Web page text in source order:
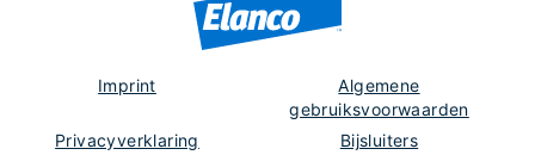
Imprint
Algemene
gebruiksvoorwaarden
Privacyverklaring
Bijsluiters